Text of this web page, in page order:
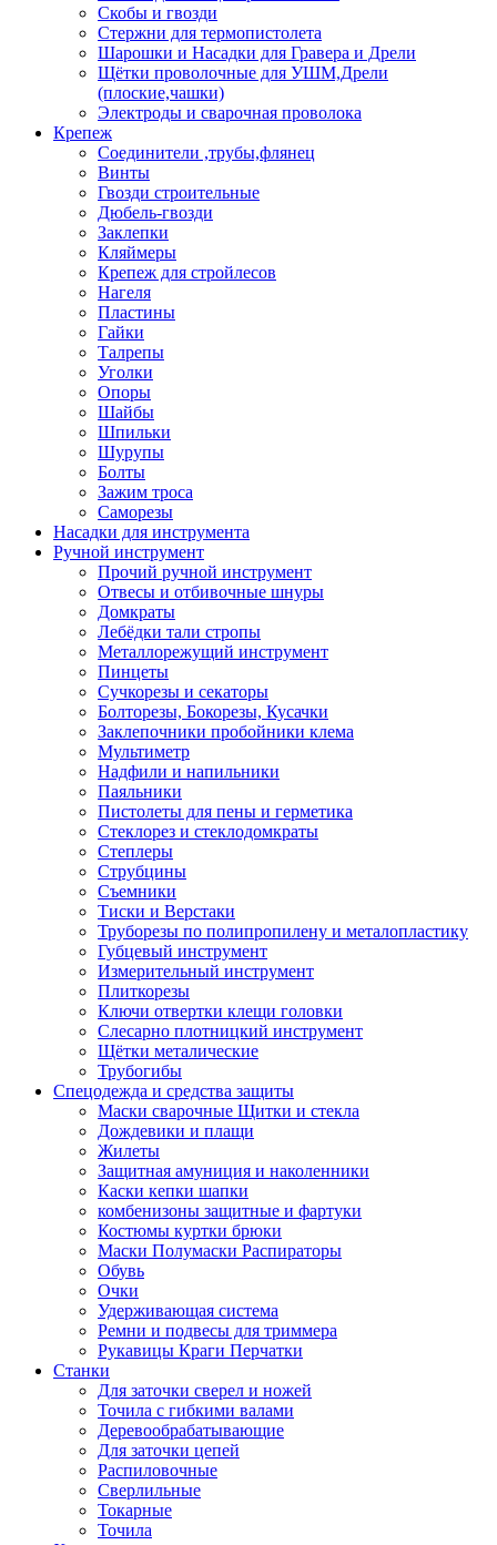
Скобы и гвозди
Стержни для термопистолета
Шарошки и Насадки для Гравера и Дрели
Щётки проволочные для УШМ,Дрели
(плоские,чашки)
Электроды и сварочная проволока
Крепеж
Соединители ,трубы,флянец
Винты
Гвозди строительные
Дюбель-гвозди
Заклепки
Кляймеры
Крепеж для стройлесов
Нагеля
Пластины
Гайки
Талрепы
Уголки
Опоры
Шайбы
Шпильки
Шурупы
Болты
Зажим троса
Саморезы
Насадки для инструмента
Ручной инструмент
Прочий ручной инструмент
Отвесы и отбивочные шнуры
Домкраты
Лебёдки тали стропы
Металлорежущий инструмент
Пинцеты
Сучкорезы и секаторы
Болторезы, Бокорезы, Кусачки
Заклепочники пробойники клема
Мультиметр
Надфили и напильники
Паяльники
Пистолеты для пены и герметика
Стеклорез и стеклодомкраты
Степлеры
Струбцины
Съемники
Тиски и Верстаки
Труборезы по полипропилену и металопластику
Губцевый инструмент
Измерительный инструмент
Плиткорезы
Ключи отвертки клещи головки
Слесарно плотницкий инструмент
Щётки металические
Трубогибы
Спецодежда и средства защиты
Маски сварочные Щитки и стекла
Дождевики и плащи
Жилеты
Защитная амуниция и наколенники
Каски кепки шапки
комбенизоны защитные и фартуки
Костюмы куртки брюки
Маски Полумаски Распираторы
Обувь
Очки
Удерживающая система
Ремни и подвесы для триммера
Рукавицы Краги Перчатки
Станки
Для заточки сверел и ножей
Точила с гибкими валами
Деревообрабатывающие
Для заточки цепей
Распиловочные
Сверлильные
Токарные
Точила